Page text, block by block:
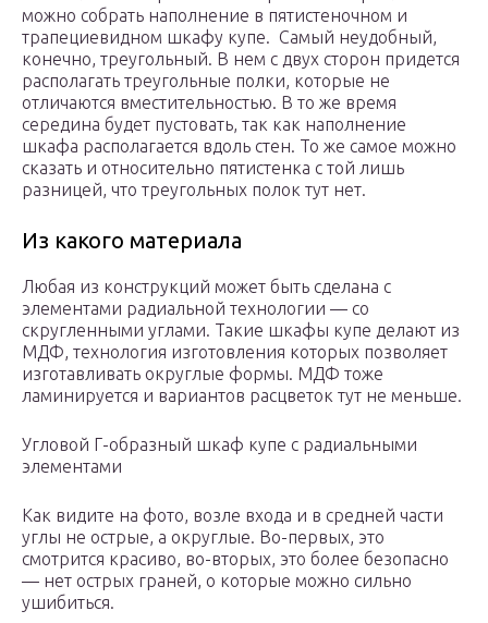
можно собрать наполнение в пятистеночном и
трапециевидном шкафу купе. Самый неудобный,
конечно, треугольный. В нем с двух сторон придется
располагать треугольные полки, которые не
отличаются вместительностью. В то же время
середина будет пустовать, так как наполнение
шкафа располагается вдоль стен. То же самое можно
сказать и относительно пятистенка с той лишь
разницей, что треугольных полок тут нет.
Из какого материала
Любая из конструкций может быть сделана с
элементами радиальной технологии — со
скругленными углами. Такие шкафы купе делают из
МДФ, технология изготовления которых позволяет
изготавливать округлые формы. МДФ тоже
ламинируется и вариантов расцветок тут не меньше.
Угловой Г-образный шкаф купе с радиальными
элементами
Как видите на фото, возле входа и в средней части
углы не острые, а округлые. Во-первых, это
смотрится красиво, во-вторых, это более безопасно
— нет острых граней, о которые можно сильно
ушибиться.